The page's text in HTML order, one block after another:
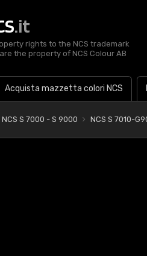
.it
rights to the NCS trademark
the property of NCS Colour AB
Acquista mazzetta colori NCS
NCS S 7000 - S 9000 NCS S 7010-